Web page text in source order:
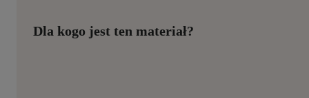
Dla kogo jest ten materiał?